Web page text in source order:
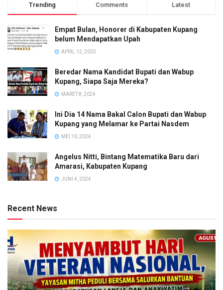
Trending Comments Latest
Empat Bulan, Honorer di Kabupaten Kupang
belum Mendapatkan Upah
APRIL 12, 2025
Beredar Nama Kandidat Bupati dan Wabup
Kupang, Siapa Saja Mereka?
MARET 8, 2024
Ini Dia 14 Nama Bakal Calon Bupati dan Wabup
Kupang yang Melamar ke Partai Nasdem
MEI 10, 2024
Angelus Nitti, Bintang Matematika Baru dari
Amarasi, Kabupaten Kupang
JUNI 4, 2024
Recent News